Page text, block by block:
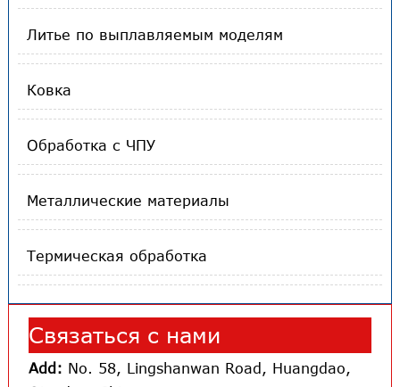
Литье по выплавляемым моделям
Ковка
Обработка с ЧПУ
Металлические материалы
Термическая обработка
Связаться с нами
Add: No. 58, Lingshanwan Road, Huangdao,